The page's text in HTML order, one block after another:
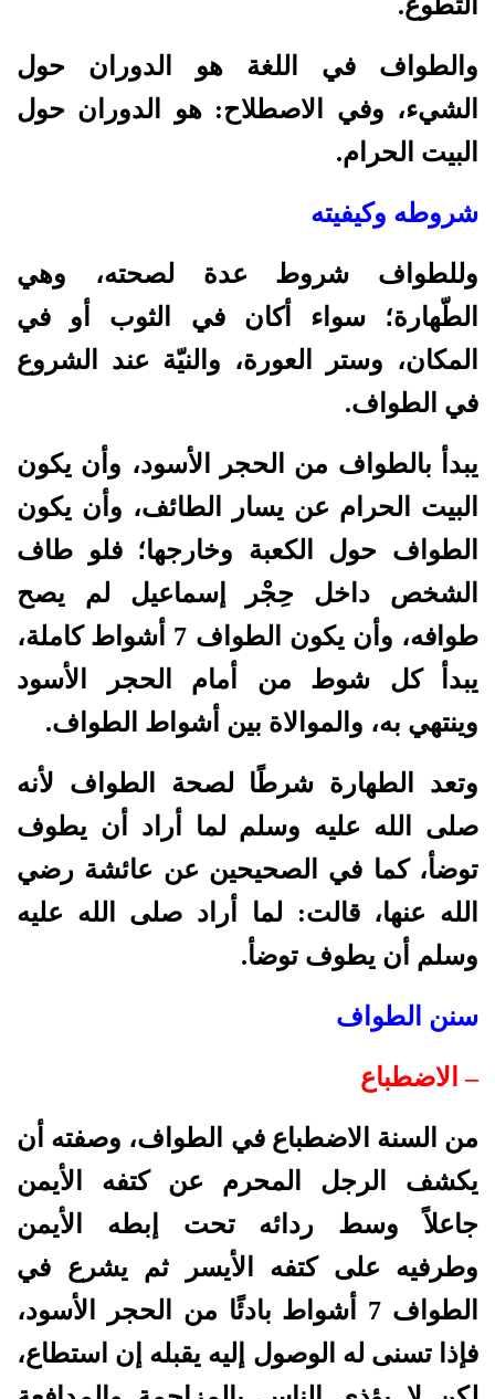
التطوع.
والطواف في اللغة هو الدوران حول
الشيء، وفي الاصطلاح: هو الدوران حول
البيت الحرام.
شروطه وكيفيته
وللطواف شروط عدة لصحته، وهي
الطّهارة؛ سواء أكان في الثوب أو في
المكان، وستر العورة، والنيّة عند الشروع
في الطواف.
يبدأ بالطواف من الحجر الأسود، وأن يكون
البيت الحرام عن يسار الطائف، وأن يكون
الطواف حول الكعبة وخارجها؛ فلو طاف
الشخص داخل حِجْر إسماعيل لم يصح
طوافه، وأن يكون الطواف 7 أشواط كاملة،
يبدأ كل شوط من أمام الحجر الأسود
وينتهي به، والموالاة بين أشواط الطواف.
وتعد الطهارة شرطًا لصحة الطواف لأنه
صلى الله عليه وسلم لما أراد أن يطوف
توضأ، كما في الصحيحين عن عائشة رضي
الله عنها، قالت: لما أراد صلى الله عليه
وسلم أن يطوف توضأ.
سنن الطواف
– الاضطباع
من السنة الاضطباع في الطواف، وصفته أن
يكشف الرجل المحرم عن كتفه الأيمن
جاعلاً وسط ردائه تحت إبطه الأيمن
وطرفيه على كتفه الأيسر ثم يشرع في
الطواف 7 أشواط بادئًا من الحجر الأسود،
فإذا تسنى له الوصول إليه يقبله إن استطاع،